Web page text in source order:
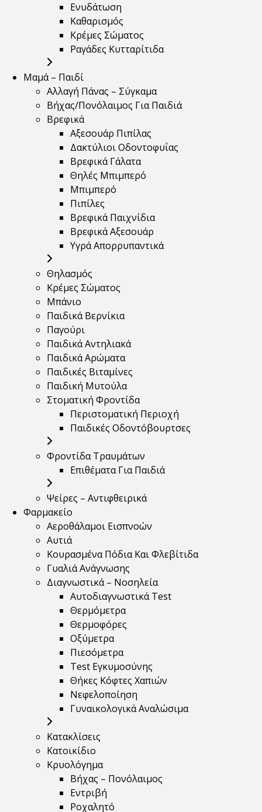
Ενυδάτωση
Καθαρισμός
Κρέμες Σώματος
Ραγάδες Κυτταρίτιδα
Μαμά – Παιδί
Αλλαγή Πάνας – Σύγκαμα
Βήχας/Πονόλαιμος Για Παιδιά
Βρεφικά
Αξεσουάρ Πιπίλας
Δακτύλιοι Οδοντοφυΐας
Βρεφικά Γάλατα
Θηλές Μπιμπερό
Μπιμπερό
Πιπίλες
Βρεφικά Παιχνίδια
Βρεφικά Αξεσουάρ
Υγρά Απορρυπαντικά
Θηλασμός
Κρέμες Σώματος
Μπάνιο
Παιδικά Βερνίκια
Παγούρι
Παιδικά Αντηλιακά
Παιδικά Αρώματα
Παιδικές Βιταμίνες
Παιδική Μυτούλα
Στοματική Φροντίδα
Περιστοματική Περιοχή
Παιδικές Οδοντόβουρτσες
Φροντίδα Τραυμάτων
Επιθέματα Για Παιδιά
Ψείρες – Αντιφθειρικά
Φαρμακείο
Αεροθάλαμοι Εισπνοών
Αυτιά
Κουρασμένα Πόδια Και Φλεβίτιδα
Γυαλιά Ανάγνωσης
Διαγνωστικά – Νοσηλεία
Αυτοδιαγνωστικά Test
Θερμόμετρα
Θερμοφόρες
Οξύμετρα
Πιεσόμετρα
Test Εγκυμοσύνης
Θήκες Κόφτες Χαπιών
Νεφελοποίηση
Γυναικολογικά Αναλώσιμα
Κατακλίσεις
Κατοικίδιο
Κρυολόγημα
Βήχας – Πονόλαιμος
Εντριβή
Ροχαλητό